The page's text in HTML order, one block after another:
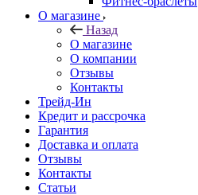
О магазине
Назад
О магазине
О компании
Отзывы
Контакты
Трейд-Ин
Кредит и рассрочка
Гарантия
Доставка и оплата
Отзывы
Контакты
Статьи